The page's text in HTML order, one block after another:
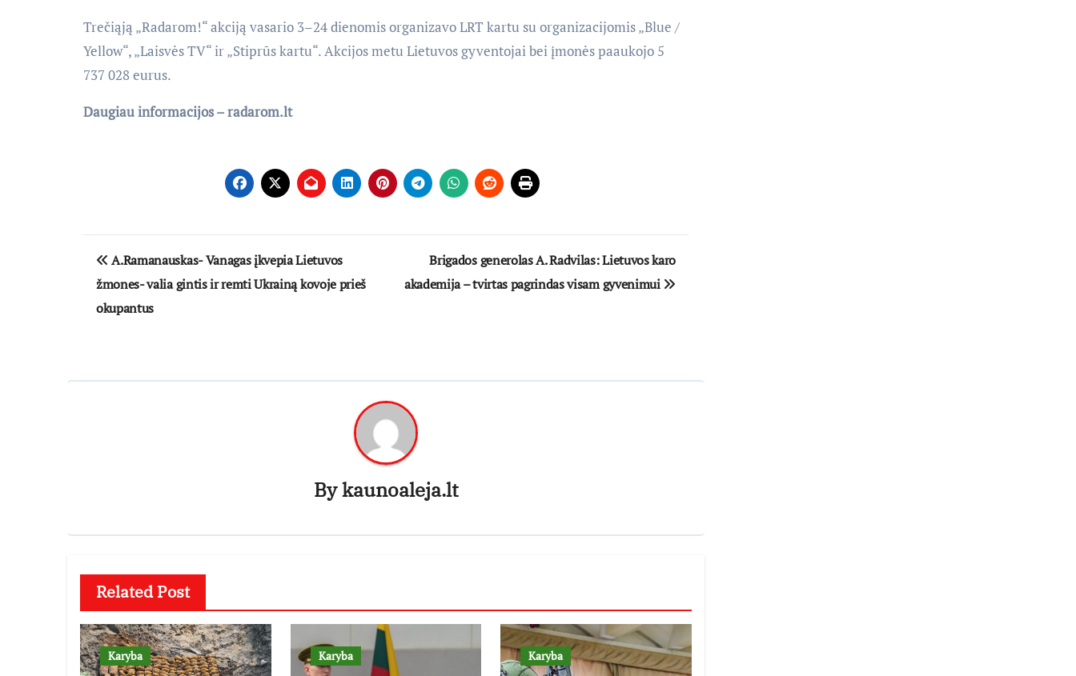
Trečiąją „Radarom!“ akciją vasario 3–24 dienomis organizavo LRT kartu su organizacijomis „Blue /
Yellow“, „Laisvės TV“ ir „Stiprūs kartu“. Akcijos metu Lietuvos gyventojai bei įmonės paaukojo 5
737 028 eurus.
Daugiau informacijos – radarom.lt
Navigacija
tarp
įrašų
A.Ramanauskas- Vanagas įkvepia Lietuvos
žmones- valia gintis ir remti Ukrainą kovoje prieš
okupantus
Brigados generolas A. Radvilas: Lietuvos karo
akademija – tvirtas pagrindas visam gyvenimui
Bykaunoaleja.lt
Related Post
Karyba Karyba Karyba